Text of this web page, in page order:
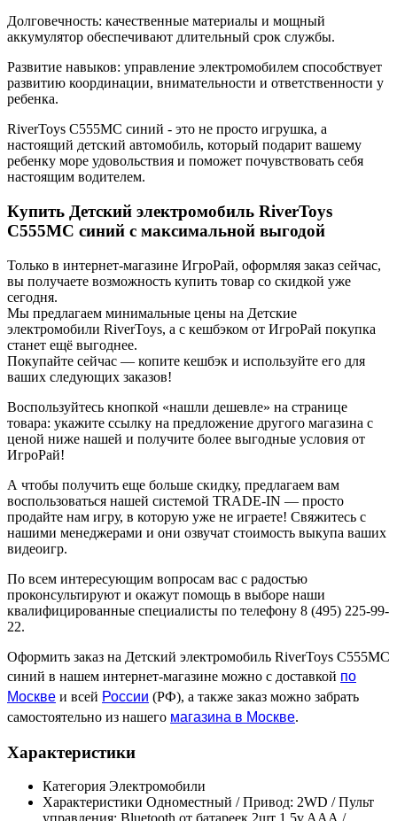
Долговечность: качественные материалы и мощный
аккумулятор обеспечивают длительный срок службы.
Развитие навыков: управление электромобилем способствует
развитию координации, внимательности и ответственности у
ребенка.
RiverToys C555MC синий - это не просто игрушка, а
настоящий детский автомобиль, который подарит вашему
ребенку море удовольствия и поможет почувствовать себя
настоящим водителем.
Купить Детский электромобиль RiverToys
C555MC синий с максимальной выгодой
Только в интернет-магазине ИгроРай, оформляя заказ сейчас,
вы получаете возможность купить товар со скидкой уже
сегодня.
Мы предлагаем минимальные цены на Детские
электромобили RiverToys, а с кешбэком от ИгроРай покупка
станет ещё выгоднее.
Покупайте сейчас — копите кешбэк и используйте его для
ваших следующих заказов!
Воспользуйтесь кнопкой «нашли дешевле» на странице
товара: укажите ссылку на предложение другого магазина с
ценой ниже нашей и получите более выгодные условия от
ИгроРай!
А чтобы получить еще больше скидку, предлагаем вам
воспользоваться нашей системой TRADE-IN — просто
продайте нам игру, в которую уже не играете! Свяжитесь с
нашими менеджерами и они озвучат стоимость выкупа ваших
видеоигр.
По всем интересующим вопросам вас с радостью
проконсультируют и окажут помощь в выборе наши
квалифицированные специалисты по телефону 8 (495) 225-99-
22.
Оформить заказ на Детский электромобиль RiverToys C555MC
синий в нашем интернет-магазине можно с доставкой по
Москве и всей России (РФ), а также заказ можно забрать
самостоятельно из нашего магазина в Москве.
Характеристики
Категория Электромобили
Характеристики Одноместный / Привод: 2WD / Пульт